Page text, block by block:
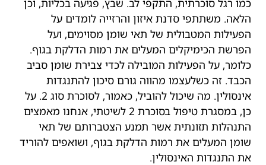
כמו רגל סוכרתית, התקפי לב. שבץ, פגיעה בכליות, וכן
הלאה. משתתפי סדנת איזון והרזייה לומדים על
הפעילות המטבולית של תאי שומן מסוימים, ועל
הפרשת הכימיקלים המעלים את רמות הדלקת בגוף.
כלומר, על הפעילות המובילה לכדי צבירת שומן סביב
הכבד. זה כשלעצמו מהווה גורם סיכון להתנגדות
אינסולין. מה שיכול להוביל, כאמור, לסוכרת סוג 2. על
כן, במסגרת טיפול בסוכרת 2 לשיטתי, אנחנו מאמצים
התנהלות תזונתית אשר תמנע הצטברותם של תאי
שומן המעלים את רמות הדלקת בגוף, ושואפים להוריד
את התנגדות האינסולין.